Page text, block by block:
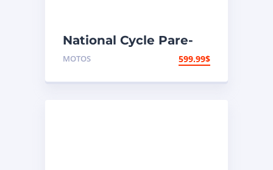
National Cycle Pare-
brise aéroacoustique
MOTOS 599.99$